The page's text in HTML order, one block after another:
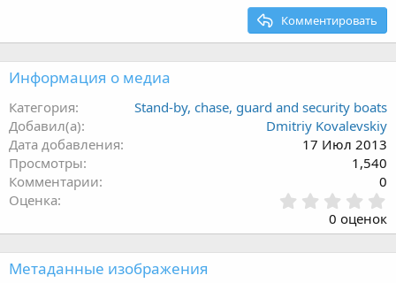
Комментировать
Информация о медиа
Категория
Stand-by, chase, guard and security boats
Добавил(а)
Dmitriy Kovalevskiy
Дата добавления
17 Июл 2013
Просмотры
1,540
Комментарии
0
Оценка
.
0
0 оценок
Метаданные изображения